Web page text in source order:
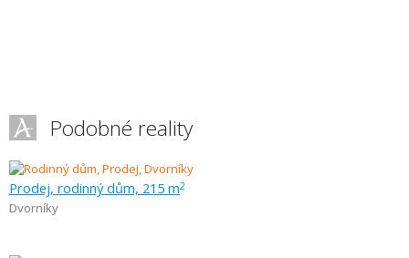
Podobné reality
Prodej, rodinný dům, 215 m2
Dvorníky